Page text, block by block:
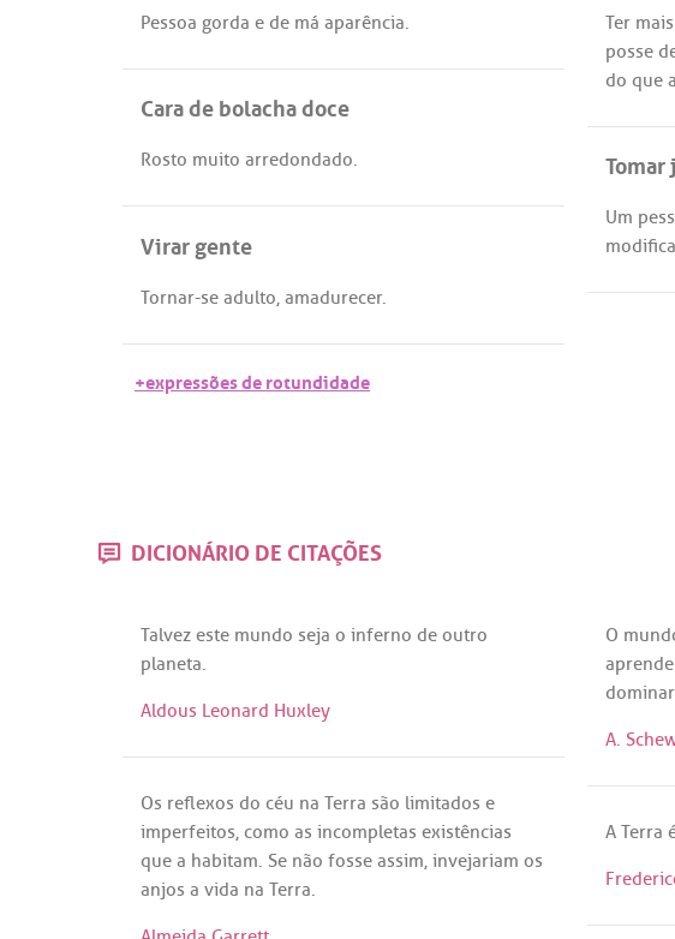
Pessoa gorda e de má aparência. Ter mais
posse
do que a
Cara de bolacha doce
Rosto muito arredondado.
Um
Virar gente
Tornar-se adulto, amadurecer.
+expressões de rotundidade
DICIONÁRIO DE CITAÇÕES
Talvez este mundo seja o inferno de outro
planeta.
Aldous Leonard Huxley
O
dominar
A.
Os reflexos do céu na Terra são limitados e
imperfeitos, como as incompletas existências
que a habitam. Se não fosse assim, invejariam os
anjos a vida na Terra.
A Terra